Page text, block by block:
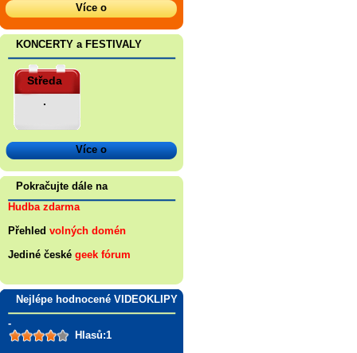
Více o
KONCERTY a FESTIVALY
Středa
.
Více o
Pokračujte dále na
Hudba zdarma
Přehled volných domén
Jediné české geek fórum
Nejlépe hodnocené VIDEOKLIPY
-
Hlasů:1